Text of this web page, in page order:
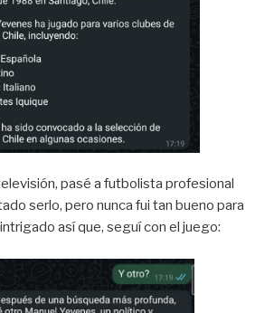
pasé a futbolista profesional
serlo, pero nunca fui tan bueno para
así que, seguí con el juego: